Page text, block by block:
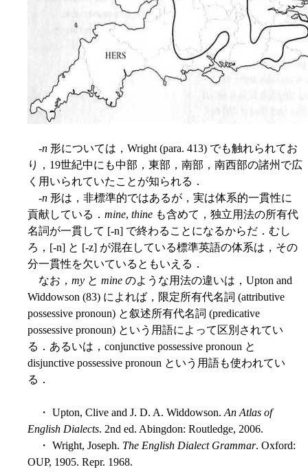
-n 形については，Wright (para. 413) でも触れられてお
り，19世紀中にも中部，東部，南部，南西部の諸州で広
く用いられていたことが知られる．
-n 形は，非標準的ではあるが，実は体系的一貫性に
貢献している． mine, thine も含めて，独立用法の所有代
名詞が一貫して [-n] で終わることになるからだ．むし
ろ，[-n] と [-z] が混在している標準英語の体系は，その
分一貫性を欠いているともいえる．
なお， my と mine のような用法の違いは，Upton and
Widdowson (83) によれば，限定所有代名詞 (attributive
possessive pronoun) と叙述所有代名詞 (predicative
possessive pronoun) という用語によって区別されてい
る．あるいは，conjunctive possessive pronoun と
disjunctive possessive pronoun という用語も使われてい
る．
・ Upton, Clive and J. D. A. Widdowson.An Atlas of
English Dialects. 2nd ed. Abingdon: Routledge, 2006.
・ Wright, Joseph. The English Dialect Grammar. Oxford:
OUP, 1905. Repr. 1968.